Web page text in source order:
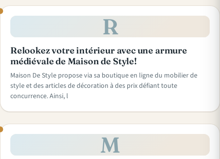
R
Relookez votre intérieur avec une armure
médiévale de Maison de Style!
Maison De Style propose via sa boutique en ligne du mobilier de
style et des articles de décoration à des prix défiant toute
concurrence. Ainsi, l
M